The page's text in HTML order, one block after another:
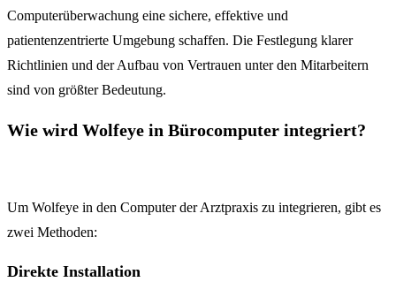
Computerüberwachung eine sichere, effektive und
patientenzentrierte Umgebung schaffen. Die Festlegung klarer
Richtlinien und der Aufbau von Vertrauen unter den Mitarbeitern
sind von größter Bedeutung.
Wie wird Wolfeye in Bürocomputer integriert?
Um Wolfeye in den Computer der Arztpraxis zu integrieren, gibt es
zwei Methoden:
Direkte Installation